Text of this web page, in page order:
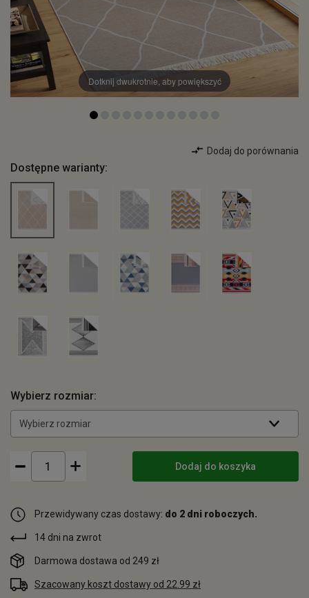
Dotknij dwukrotnie, aby powiększyć
Dodaj do porównania
Dostępne warianty:
Wybierz rozmiar:
Wybierz rozmiar
Dodaj do koszyka
Przewidywany czas dostawy: do 2 dni roboczych.
14 dni na zwrot
Darmowa dostawa od 249 zł
Szacowany koszt dostawy od 22.99 zł